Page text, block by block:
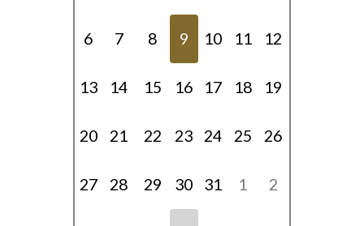
6 7 8 9 10 11 12
13 14 15 16 17 18 19
20 21 22 23 24 25 26
27 28 29 30 31 1 2